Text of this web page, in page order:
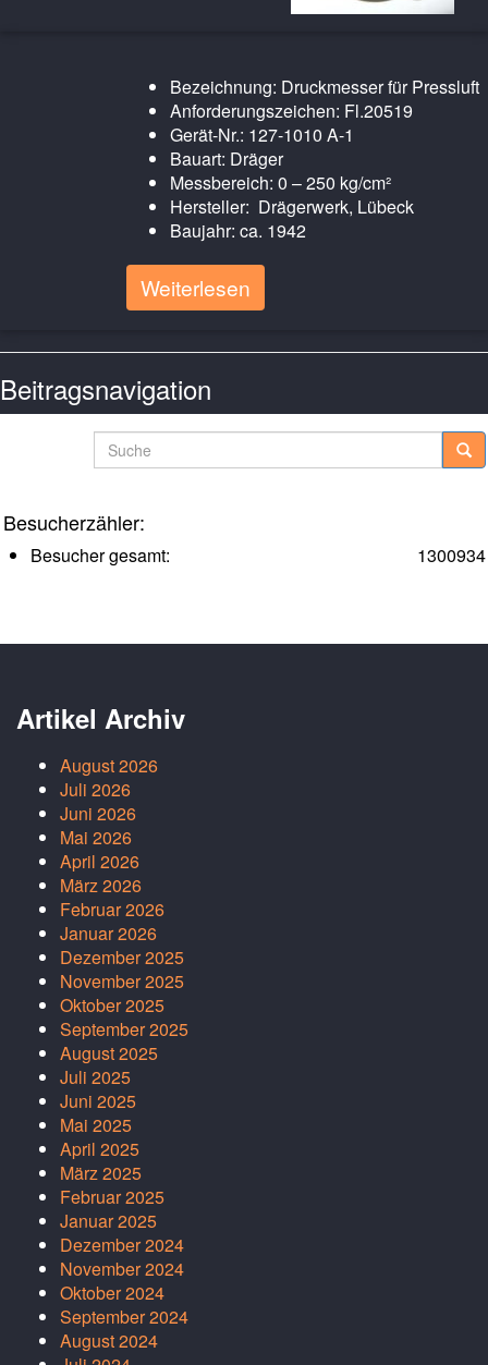
Bezeichnung: Druckmesser für Pressluft
Anforderungszeichen: Fl.20519
Gerät-Nr.: 127-1010 A-1
Bauart: Dräger
Messbereich: 0 – 250 kg/cm²
Hersteller: Drägerwerk, Lübeck
Baujahr: ca. 1942
Weiterlesen
Beitragsnavigation
Suche
Besucherzähler:
1300934
Besucher gesamt:
Artikel Archiv
August 2026
Juli 2026
Juni 2026
Mai 2026
April 2026
März 2026
Februar 2026
Januar 2026
Dezember 2025
November 2025
Oktober 2025
September 2025
August 2025
Juli 2025
Juni 2025
Mai 2025
April 2025
März 2025
Februar 2025
Januar 2025
Dezember 2024
November 2024
Oktober 2024
September 2024
August 2024